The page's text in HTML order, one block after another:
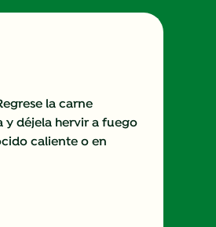
0.0 g
la carne
y déjela hervir a fuego
caliente o en